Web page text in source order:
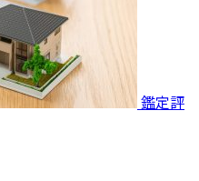
鑑定評